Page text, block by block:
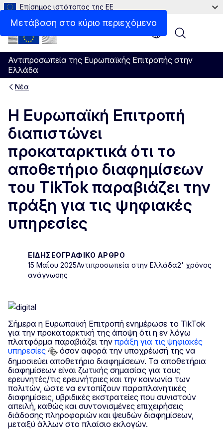
Μετάβαση στο κύριο περιεχόμενο
Επίσημος ιστότοπος της ΕΕ
Αντιπροσωπεία της Ευρωπαϊκής Επιτροπής στην
Ελλάδα
Menu
Νέα
Η Ευρωπαϊκή Επιτροπή
διαπιστώνει
προκαταρκτικά ότι το
αποθετήριο διαφημίσεων
του TikTok παραβιάζει την
πράξη για τις ψηφιακές
υπηρεσίες
ΕΙΔΗΣΕΟΓΡΑΦΙΚΌ ΆΡΘΡΟ
15 Μαΐου 2025Αντιπροσωπεία στην Ελλάδα2' χρόνος
ανάγνωσης
Σήμερα η Ευρωπαϊκή Επιτροπή ενημέρωσε το TikTok
για την προκαταρκτική της άποψη ότι η εν λόγω
πλατφόρμα παραβιάζει την πράξη για τις ψηφιακές
υπηρεσίες
όσον αφορά την υποχρέωσή της να
δημοσιεύει αποθετήριο διαφημίσεων. Τα αποθετήρια
διαφημίσεων είναι ζωτικής σημασίας για τους
ερευνητές/τις ερευνήτριες και την κοινωνία των
πολιτών, ώστε να εντοπίζουν παραπλανητικές
διαφημίσεις, υβριδικές εκστρατείες που συνιστούν
απειλή, καθώς και συντονισμένες επιχειρήσεις
διάδοσης πληροφοριών και ψευδών διαφημίσεων,
μεταξύ άλλων στο πλαίσιο εκλογών.